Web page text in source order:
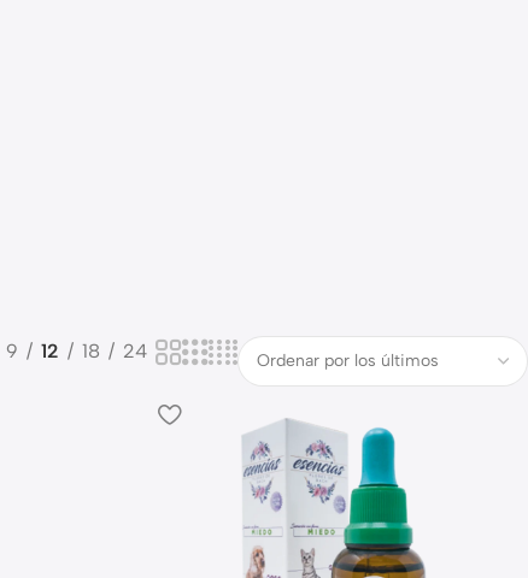
9 12 18 24